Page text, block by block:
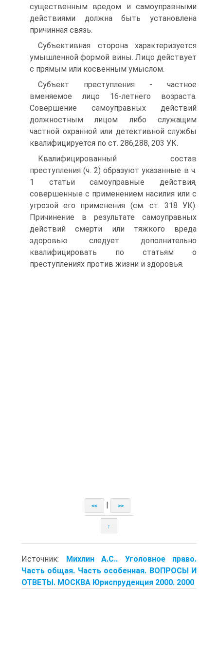
существенным вредом и самоуправными
действиями должна быть установлена
причинная связь.
Субъективная сторона характеризуется
умышленной формой вины. Лицо действует
с прямым или косвенным умыслом.
Субъект преступления - частное
вменяемое лицо 16-летнего возраста.
Совершение самоуправных действий
должностным лицом либо служащим
частной охранной или детективной службы
квалифицируется по ст. 286,288, 203 УК.
Квалифицированный состав
преступления (ч. 2) образуют указанные в ч.
1 статьи самоуправные действия,
совершенные с применением насилия или с
угрозой его применения (см. ст. 318 УК).
Причинение в результате самоуправных
действий смерти или тяжкого вреда
здоровью следует дополнительно
квалифицировать по статьям о
преступлениях против жизни и здоровья.
<< >>
↑
Источник: Михлин А.С.. Уголовное право.
Часть общая. Часть особенная. ВОПРОСЫ И
ОТВЕТЫ. МОСКВА Юриспруденция 2000. 2000